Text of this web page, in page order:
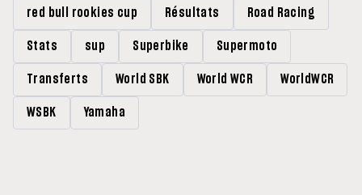
red bull rookies cup Résultats Road Racing
Stats sup Superbike Supermoto
Transferts World SBK World WCR WorldWCR
WSBK Yamaha